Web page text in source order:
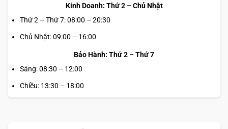
Kinh Doanh: Thứ 2 – Chủ Nhật
Thứ 2 – Thứ 7: 08:00 – 20:30
Chủ Nhật: 09:00 – 16:00
Bảo Hành: Thứ 2 – Thứ 7
Sáng: 08:30 – 12:00
Chiều: 13:30 – 18:00